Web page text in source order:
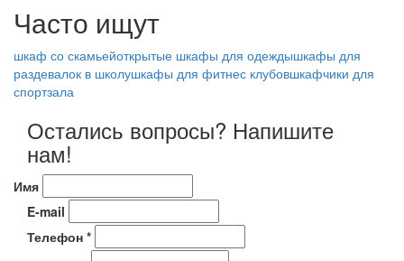
Часто ищут
шкаф со скамьейоткрытые шкафы для одеждышкафы для
раздевалок в школушкафы для фитнес клубовшкафчики для
спортзала
Остались вопросы? Напишите
нам!
Имя
E-mail
Телефон *